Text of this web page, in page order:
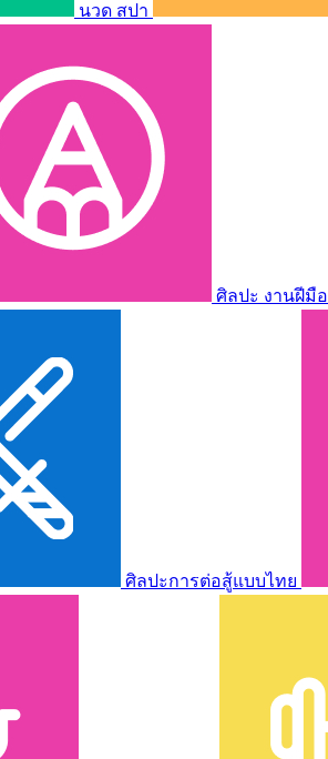
นวด สปา
ศิลปะ งานฝีมือ
ศิลปะการต่อสู้แบบไทย